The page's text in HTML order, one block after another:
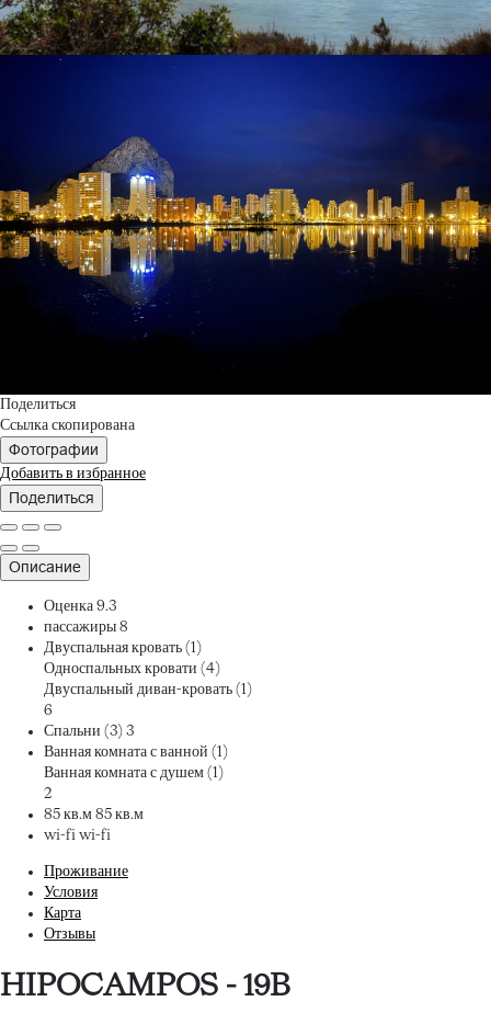
Поделиться
Ссылка скопирована
Фотографии
Добавить в избранное
Поделиться
Описание
Оценка 9.3
пассажиры 8
Двуспальная кровать (1)
Односпальных кровати (4)
Двуспальный диван-кровать (1)
6
Спальни (3) 3
Ванная комната с ванной (1)
Ванная комната с душем (1)
2
85 кв.м 85 кв.м
wi-fi wi-fi
Проживание
Условия
Карта
Отзывы
HIPOCAMPOS - 19B